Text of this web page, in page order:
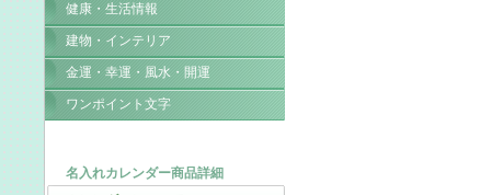
健康・生活情報
建物・インテリア
金運・幸運・風水・開運
ワンポイント文字
名入れカレンダー商品詳細